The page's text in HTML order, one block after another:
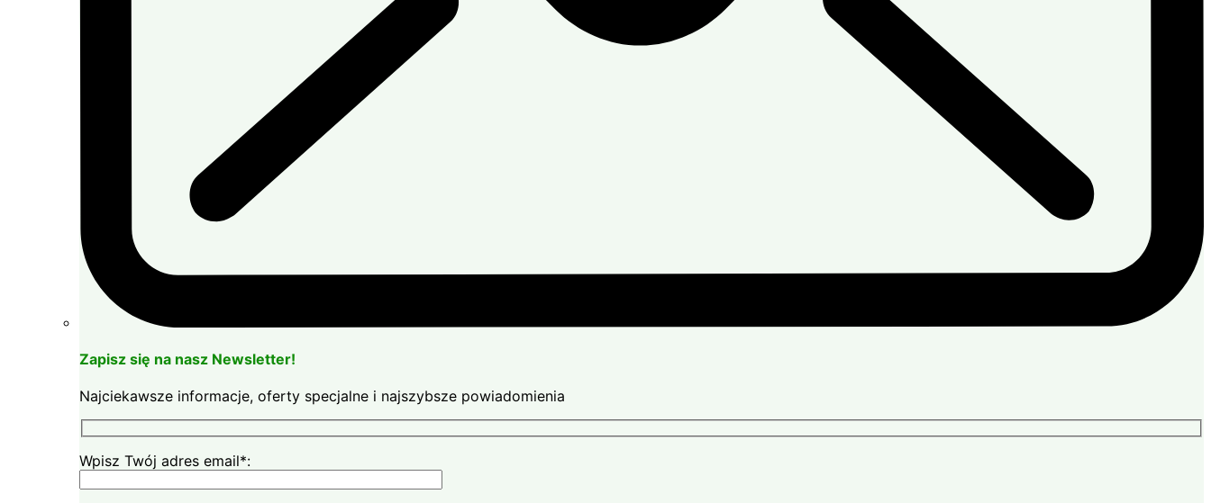
Zapisz się na nasz Newsletter!
Najciekawsze informacje, oferty specjalne i najszybsze powiadomienia
Wpisz Twój adres email*: